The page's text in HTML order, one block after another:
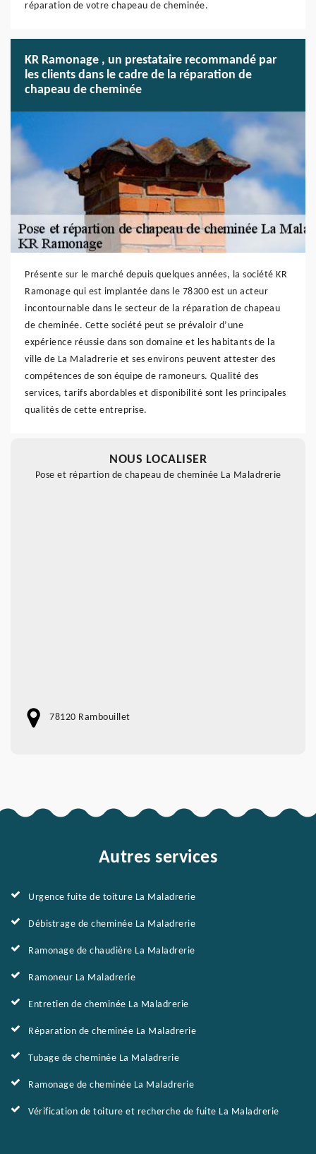
réparation de votre chapeau de cheminée.
KR Ramonage , un prestataire recommandé par
les clients dans le cadre de la réparation de
chapeau de cheminée
Présente sur le marché depuis quelques années, la société KR
Ramonage qui est implantée dans le 78300 est un acteur
incontournable dans le secteur de la réparation de chapeau
de cheminée. Cette société peut se prévaloir d’une
expérience réussie dans son domaine et les habitants de la
ville de La Maladrerie et ses environs peuvent attester des
compétences de son équipe de ramoneurs. Qualité des
services, tarifs abordables et disponibilité sont les principales
qualités de cette entreprise.
NOUS LOCALISER
Pose et répartion de chapeau de cheminée La Maladrerie
78120 Rambouillet
Autres services
Urgence fuite de toiture La Maladrerie
Débistrage de cheminée La Maladrerie
Ramonage de chaudière La Maladrerie
Ramoneur La Maladrerie
Entretien de cheminée La Maladrerie
Réparation de cheminée La Maladrerie
Tubage de cheminée La Maladrerie
Ramonage de cheminée La Maladrerie
Vérification de toiture et recherche de fuite La Maladrerie